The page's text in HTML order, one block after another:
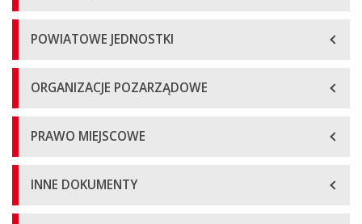
POWIATOWE JEDNOSTKI
ORGANIZACJE POZARZĄDOWE
PRAWO MIEJSCOWE
INNE DOKUMENTY